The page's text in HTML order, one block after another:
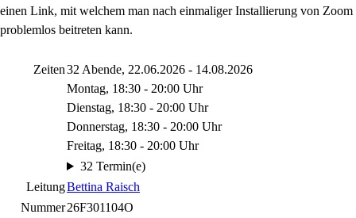
einen Link, mit welchem man nach einmaliger Installierung von Zoom
problemlos beitreten kann.
Zeiten32 Abende, 22.06.2026 - 14.08.2026
Montag, 18:30 - 20:00 Uhr
Dienstag, 18:30 - 20:00 Uhr
Donnerstag, 18:30 - 20:00 Uhr
Freitag, 18:30 - 20:00 Uhr
32 Termin(e)
LeitungBettina Raisch
Nummer26F301104O